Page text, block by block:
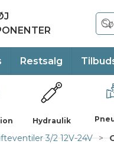
Restsalg
Hydraulik
3/2 12V-24V